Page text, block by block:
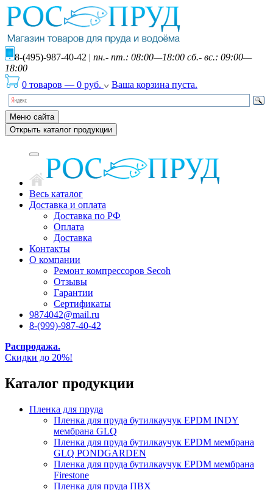
8-(495)-987-40-42 | пн.- пт.: 08:00—18:00 сб.- вс.: 09:00—
18:00
0 товаров — 0 руб. Ваша корзина пуста.
Меню сайта
Открыть каталог продукции
Весь каталог
Доставка и оплата
Доставка по РФ
Оплата
Доставка
Контакты
О компании
Ремонт компрессоров Secoh
Отзывы
Гарантии
Сертификаты
9874042@mail.ru
8-(999)-987-40-42
Распродажа.
Скидки до 20%!
Каталог продукции
Пленка для пруда
Пленка для пруда бутилкаучук EPDM INDY
мембрана GLQ
Пленка для пруда бутилкаучук EPDM мембрана
GLQ PONDGARDEN
Пленка для пруда бутилкаучук EPDM мембрана
Firestone
Пленка для пруда ПВХ